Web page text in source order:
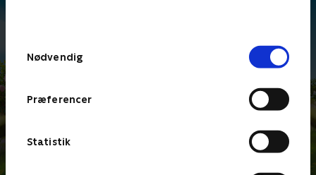
Nødvendig
Præferencer
Statistik